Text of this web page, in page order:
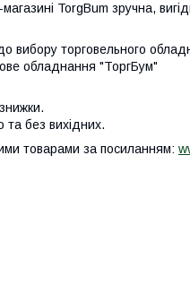
TorgBum зручна,
вибору торговельного
обладнання "ТоргБум"
та без вихідних.
товарами за посиланням: